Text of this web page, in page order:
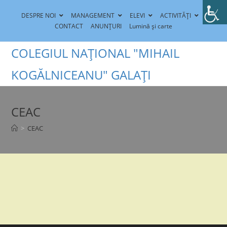
DESPRE NOI MANAGEMENT ELEVI
ACTIVITĂȚI
CONTACT
ANUNȚURI Lumină și carte
COLEGIUL NAȚIONAL "MIHAIL
KOGĂLNICEANU" GALAȚI
CEAC
> CEAC